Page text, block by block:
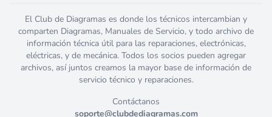
El Club de Diagramas es donde los técnicos intercambian y
comparten Diagramas, Manuales de Servicio, y todo archivo de
información técnica útil para las reparaciones, electrónicas,
eléctricas, y de mecánica. Todos los socios pueden agregar
archivos, así juntos creamos la mayor base de información de
servicio técnico y reparaciones.
Contáctanos
soporte@clubdediagramas.com